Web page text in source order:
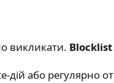
викликати. Blocklist
дій або регулярно